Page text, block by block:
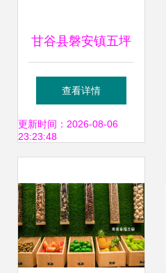
甘谷县磐安镇五坪
设施菜基地 万亩蔬
菜迎来丰收季，科
查看详情
更新时间：2026-08-06
23:23:48